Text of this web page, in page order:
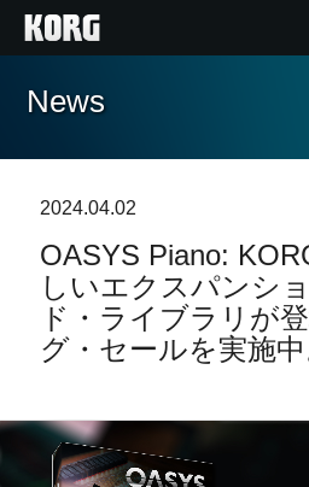
Home
Import Products
Features
Support
News
2024.04.02
OASYS Piano:
しいエクスパンシ
ド・ライブラリが
グ・セールを実施中